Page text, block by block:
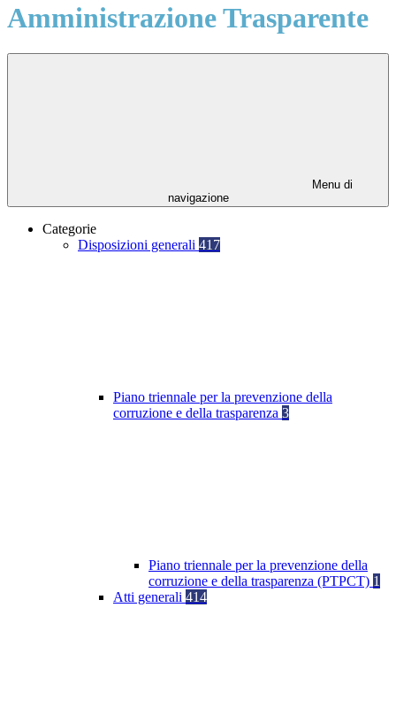
Amministrazione Trasparente
Menu di
navigazione
Categorie
Disposizioni generali 417
Piano triennale per la prevenzione della
corruzione e della trasparenza 3
Piano triennale per la prevenzione della
corruzione e della trasparenza (PTPCT) 1
Atti generali 414